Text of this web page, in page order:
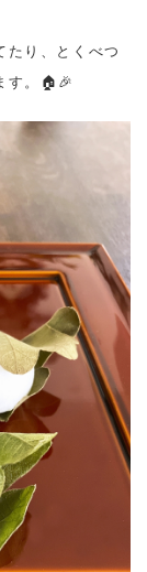
たり、とくべつ
。 🏠🎉